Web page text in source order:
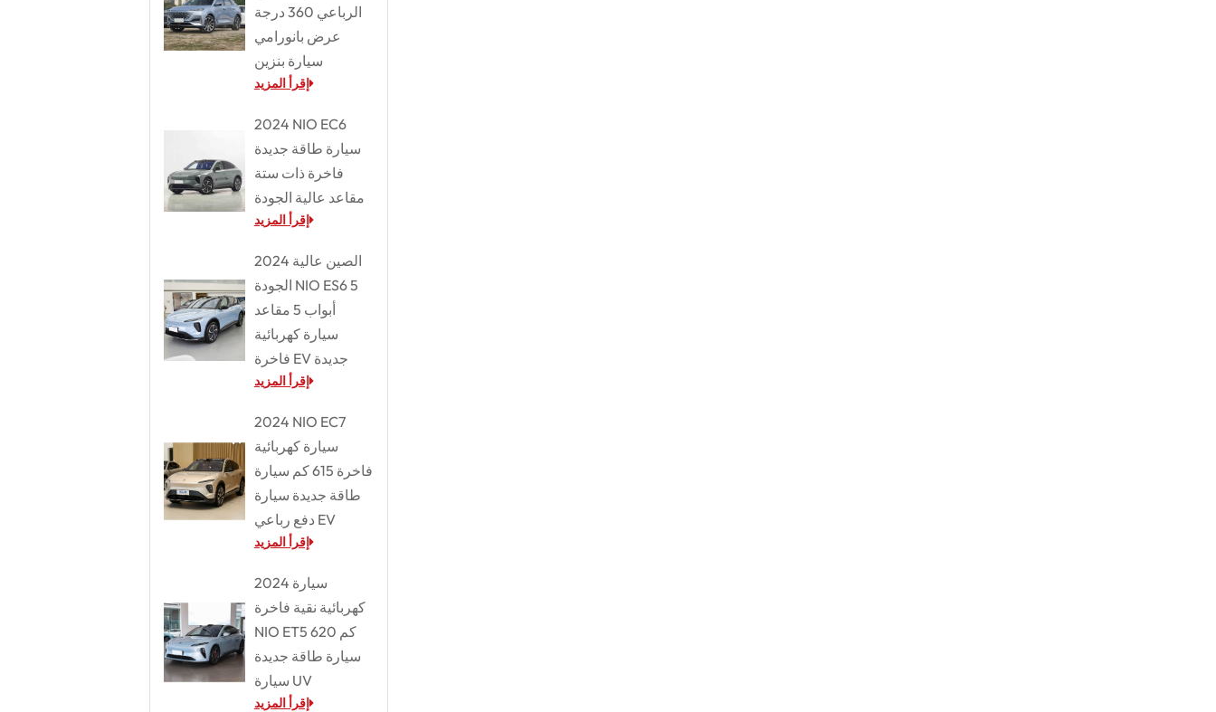
الرباعي 360 درجة
عرض بانورامي
سيارة بنزين
إقرأ المزيد
2024 NIO EC6
سيارة طاقة جديدة
فاخرة ذات ستة
مقاعد عالية الجودة
إقرأ المزيد
2024 الصين عالية
الجودة NIO ES6 5
أبواب 5 مقاعد
سيارة كهربائية
فاخرة EV جديدة
إقرأ المزيد
2024 NIO EC7
سيارة كهربائية
فاخرة 615 كم سيارة
طاقة جديدة سيارة
دفع رباعي EV
إقرأ المزيد
2024 سيارة
كهربائية نقية فاخرة
NIO ET5 620 كم
سيارة طاقة جديدة
سيارة UV
إقرأ المزيد